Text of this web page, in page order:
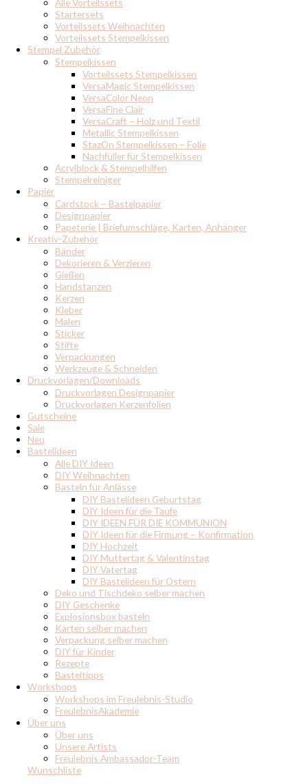
Startersets
Vorteilssets Weihnachten
Vorteilssets Stempelkissen
Stempel Zubehör
Stempelkissen
Vorteilssets Stempelkissen
VersaMagic Stempelkissen
VersaColor Neon
VersaFine Clair
VersaCraft – Holz und Textil
Metallic Stempelkissen
StazOn Stempelkissen – Folie
Nachfüller für Stempelkissen
Acrylblock & Stempelhilfen
Stempelreiniger
Papier
Cardstock – Bastelpapier
Designpapier
Papeterie | Briefumschläge, Karten, Anhänger
Kreativ-Zubehör
Bänder
Dekorieren & Verzieren
Gießen
Handstanzen
Kerzen
Kleber
Malen
Sticker
Stifte
Verpackungen
Werkzeuge & Schneiden
Druckvorlagen/Downloads
Druckvorlagen Designpapier
Druckvorlagen Kerzenfolien
Gutscheine
Sale
Neu
Bastelideen
Alle DIY Ideen
DIY Weihnachten
Basteln für Anlässe
DIY Bastelideen Geburtstag
DIY Ideen für die Taufe
DIY IDEEN FÜR DIE KOMMUNION
DIY Ideen für die Firmung – Konfirmation
DIY Hochzeit
DIY Muttertag & Valentinstag
DIY Vatertag
DIY Bastelideen für Ostern
Deko und Tischdeko selber machen
DIY Geschenke
Explosionsbox basteln
Karten selber machen
Verpackung selber machen
DIY für Kinder
Rezepte
Basteltipps
Workshops
Workshops im Freulebnis-Studio
FreulebnisAkademie
Über uns
Über uns
Unsere Artists
Freulebnis Ambassador-Team
Wunschliste